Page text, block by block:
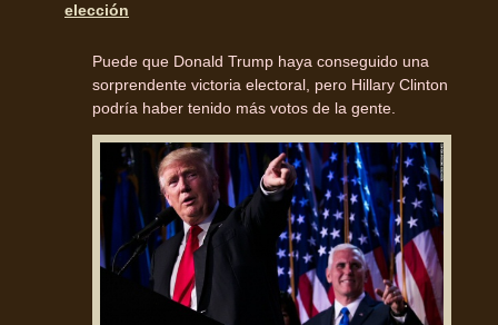
elección
Puede que Donald Trump haya conseguido una
sorprendente victoria electoral, pero Hillary Clinton
podría haber tenido más votos de la gente.